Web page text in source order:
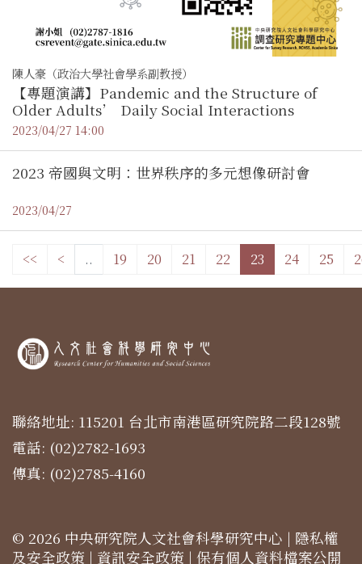
陳人豪（政治大學社會學系副教授）
【專題演講】Pandemic and the Structure of
Older Adults’ Daily Social Interactions
2023/04/27 14:00
2023 帝國與文明：世界秩序的多元想像研討會
2023/04/27
<< < .. 19 20 21 22 23 24 25
聯絡地址: 115201 台北市南港區研究院路二段128號
電話: (02)2782-1693
傳真: (02)2785-4160
© 2026 中央研究院人文社會科學研究中心 | 隱私權
及安全政策 | 資訊安全政策 | 保有個人資料檔案公開